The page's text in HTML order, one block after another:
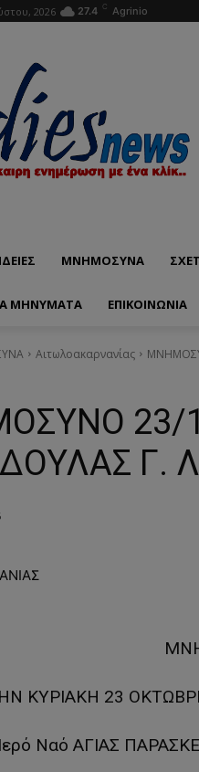
2026 27.4 C Agrinio
ΜΝΗΜΟΣΥΝΑ
ΜΗΝΥΜΑΤΑ ΕΠΙΚΟΙΝΩΝΊΑ
Αιτωλοακαρνανίας
23/
Γ.
ΚΥΡΙΑΚΗ 23
Ναό ΑΓΙΑΣ